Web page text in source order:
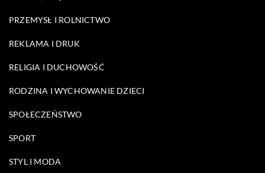
PRZEMYSŁ I ROLNICTWO
REKLAMA I DRUK
RELIGIA I DUCHOWOŚĆ
RODZINA I WYCHOWANIE DZIECI
SPOŁECZEŃSTWO
SPORT
STYL I MODA